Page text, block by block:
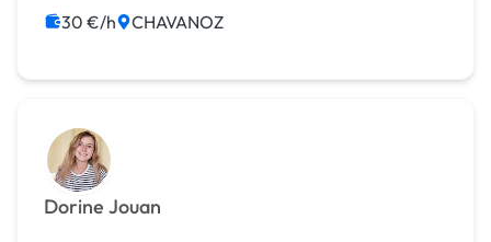
30 €/h CHAVANOZ
Dorine Jouan